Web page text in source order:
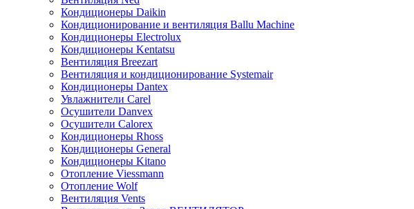
Кондиционеры Daikin
Кондиционирование и вентиляция Ballu Machine
Кондиционеры Electrolux
Кондиционеры Kentatsu
Вентиляция Breezart
Вентиляция и кондиционирование Systemair
Кондиционеры Dantex
Увлажнители Carel
Осушители Danvex
Осушители Calorex
Кондиционеры Rhoss
Кондиционеры General
Кондиционеры Kitano
Отопление Viessmann
Отопление Wolf
Вентиляция Vents